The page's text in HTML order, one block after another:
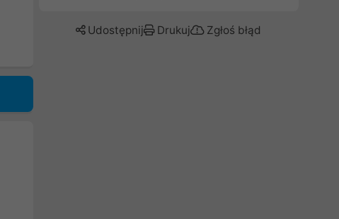
Udostępnij Drukuj Zgłoś błąd